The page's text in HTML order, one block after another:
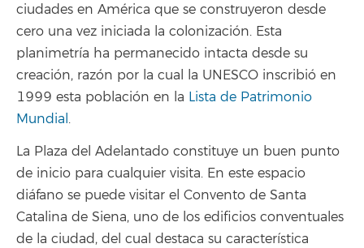
ciudades en América que se construyeron desde
cero una vez iniciada la colonización. Esta
planimetría ha permanecido intacta desde su
creación, razón por la cual la UNESCO inscribió en
1999 esta población en la Lista de Patrimonio
Mundial .
La Plaza del Adelantado constituye un buen punto
de inicio para cualquier visita. En este espacio
diáfano se puede visitar el Convento de Santa
Catalina de Siena, uno de los edificios conventuales
de la ciudad, del cual destaca su característica